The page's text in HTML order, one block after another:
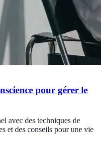
pour gérer le
avec des techniques de
et des conseils pour une vie